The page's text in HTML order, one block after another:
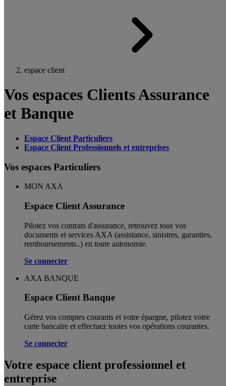
espace client
Vos espaces Clients Assurance
et Banque
Espace Client Particuliers
Espace Client Professionnels et entreprises
Vos espaces Particuliers
MON AXA
Espace Client Assurance
Pilotez vos contrats d'assurance, retrouvez tous vos
documents et services AXA (assistance, sinistres, garanties,
remboursements..) en toute autonomie. ​
Se connecter
AXA BANQUE
Espace Client Banque
Gérez vos comptes courants et votre épargne, pilotez votre
carte bancaire et effectuez toutes vos opérations courantes.
Se connecter
Votre espace client professionnel et
entreprise